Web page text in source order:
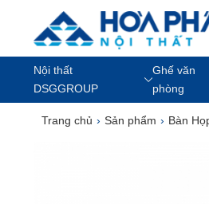
Nội thất
DSGGROUP
Ghế văn
phòng
Trang chủ › Sản phẩm › Bàn